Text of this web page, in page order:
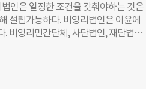
인은 일정한 조건을 갖춰야하는 것은
설립가능하다. 비영리법인은 이윤에
. 비영리민간단체, 사단법인, 재단법인